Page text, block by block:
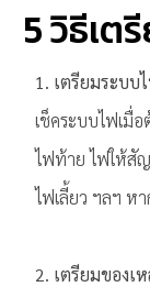
5 วิธีเ
1. เตรียมระบบ
เช็คระบบไฟเมื่
ไฟท้าย ไฟให้สั
ไฟเลี้ยว ฯลฯ ห
2. เตรียมของเ